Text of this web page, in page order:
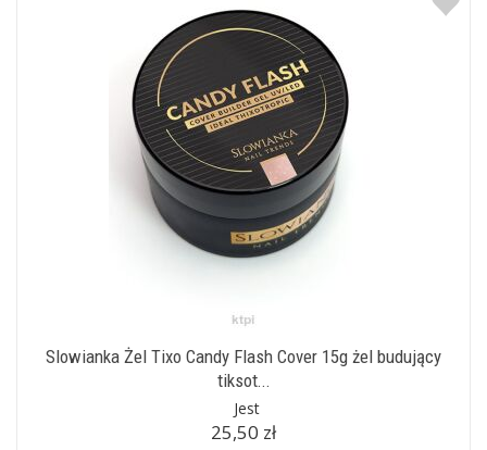
Slowianka Żel Tixo Candy Flash Cover 15g żel budujący
tiksot...
Jest
25,50 zł